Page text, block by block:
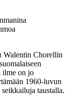
Walentin Chorellin
ilme on jo
1960-luvun
taustalla.